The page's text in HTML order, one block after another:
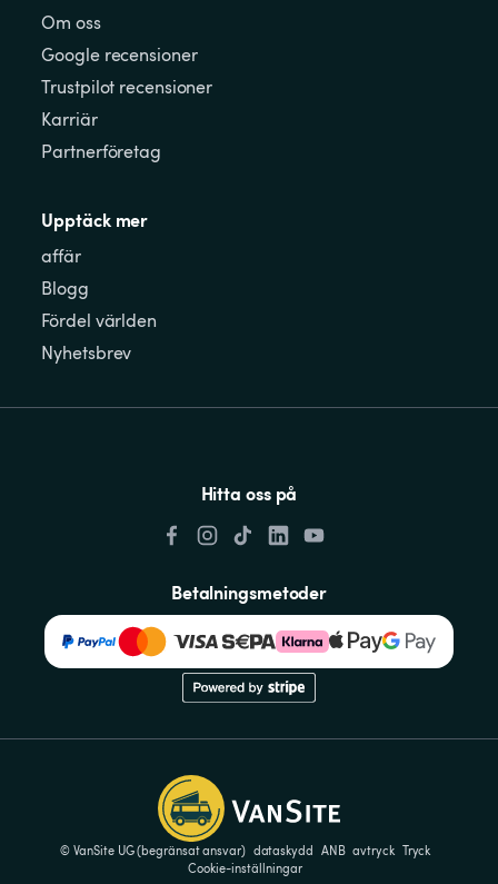
Om oss
Google recensioner
Trustpilot recensioner
Karriär
Partnerföretag
Upptäck mer
affär
Blogg
Fördel världen
Nyhetsbrev
Hitta oss på
Betalningsmetoder
© VanSite UG (begränsat ansvar) dataskydd ANB avtryck Tryck
Cookie-inställningar